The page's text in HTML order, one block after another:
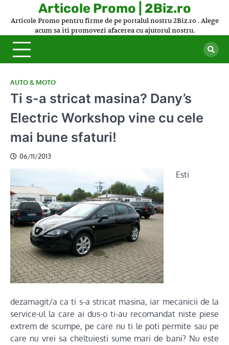
Articole Promo | 2Biz.ro
Articole Promo pentru firme de pe portalul nostru 2Biz.ro . Alege
acum sa iti promovezi afacerea cu ajutorul nostru.
AUTO & MOTO
Ti s-a stricat masina? Dany’s
Electric Workshop vine cu cele
mai bune sfaturi!
06/11/2013
Esti
dezamagit/a ca ti s-a stricat masina, iar mecanicii de la
service-ul la care ai dus-o ti-au recomandat niste piese
extrem de scumpe, pe care nu ti le poti permite sau pe
care nu vrei sa cheltuiesti sume mari de bani? Nu este